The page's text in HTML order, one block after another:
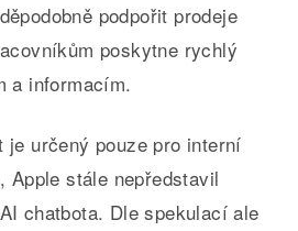
podpořit prodeje
poskytne rychlý
a informacím.
je určený pouze pro interní
Apple stále nepředstavil
chatbota. Dle spekulací ale